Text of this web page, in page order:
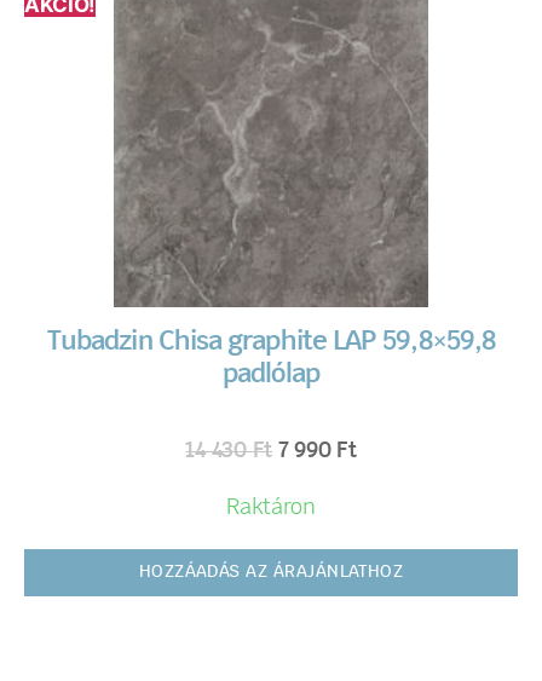
AKCIÓ!
Tubadzin Chisa graphite LAP 59,8×59,8
padlólap
14 430Ft 7 990 Ft
Raktáron
HOZZÁADÁS AZ ÁRAJÁNLATHOZ